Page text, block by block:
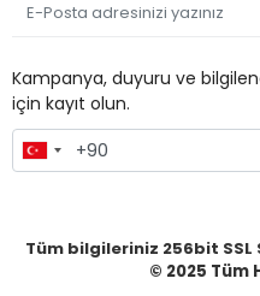
Kampanya, duyuru ve
için kayıt olun.
Tüm bilgileriniz 256bit
© 2025 Tüm